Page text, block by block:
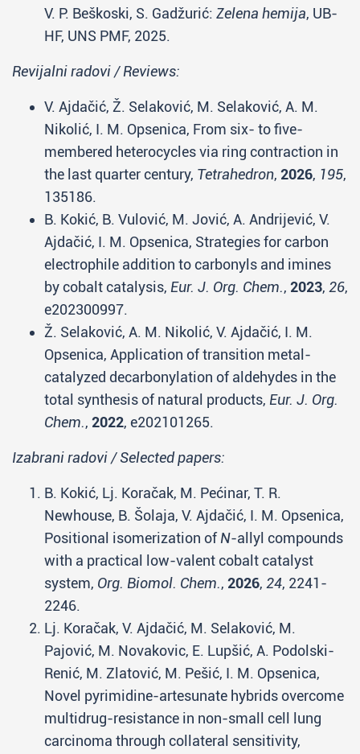
V. P. Beškoski, S. Gadžurić: Zelena hemija, UB-
HF, UNS PMF, 2025.
Revijalni radovi / Reviews:
V. Ajdačić, Ž. Selaković, M. Selaković, A. M.
Nikolić, I. M. Opsenica, From six- to five-
membered heterocycles via ring contraction in
the last quarter century, Tetrahedron, 2026, 195,
135186.
B. Kokić, B. Vulović, M. Jović, A. Andrijević, V.
Ajdačić, I. M. Opsenica, Strategies for carbon
electrophile addition to carbonyls and imines
by cobalt catalysis, Eur. J. Org. Chem., 2023, 26,
e202300997.
Ž. Selaković, A. M. Nikolić, V. Ajdačić, I. M.
Opsenica, Application of transition metal-
catalyzed decarbonylation of aldehydes in the
total synthesis of natural products, Eur. J. Org.
Chem., 2022, e202101265.
Izabrani radovi / Selected papers:
B. Kokić, Lj. Koračak, M. Pećinar, T. R.
Newhouse, B. Šolaja, V. Ajdačić, I. M. Opsenica,
Positional isomerization ofN-allyl compounds
with a practical low-valent cobalt catalyst
system, Org. Biomol. Chem., 2026, 24, 2241-
2246.
Lj. Koračak, V. Ajdačić, M. Selaković, M.
Pajović, M. Novakovic, E. Lupšić, A. Podolski-
Renić, M. Zlatović, M. Pešić, I. M. Opsenica,
Novel pyrimidine-artesunate hybrids overcome
multidrug-resistance in non-small cell lung
carcinoma through collateral sensitivity,